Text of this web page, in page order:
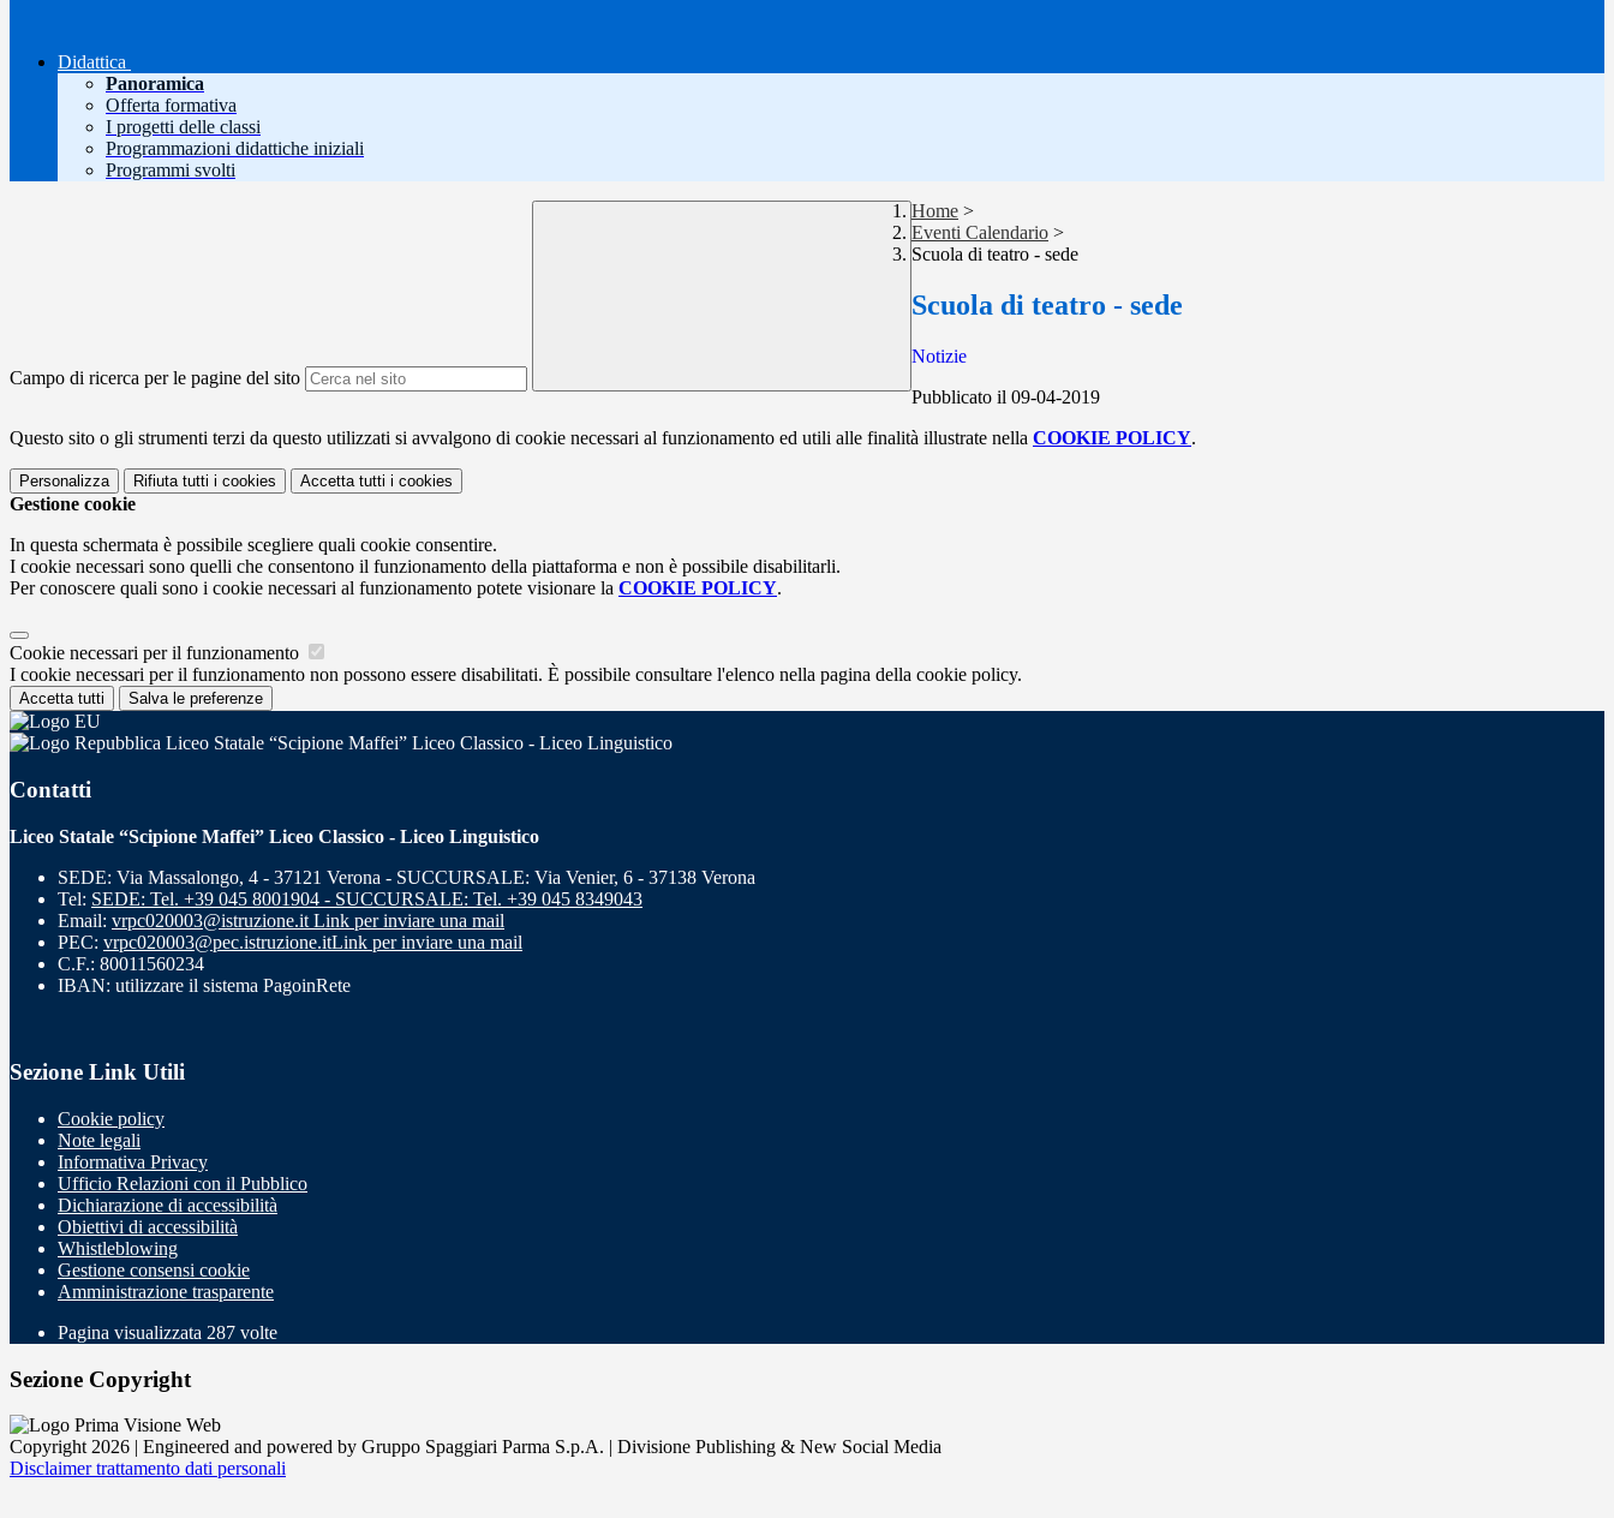
Didattica
Panoramica
Offerta formativa
I progetti delle classi
Programmazioni didattiche iniziali
Programmi svolti
Campo di ricerca per le pagine del sito
Home >
Eventi Calendario >
Scuola di teatro - sede
Scuola di teatro - sede
Notizie
Pubblicato il 09-04-2019
Questo sito o gli strumenti terzi da questo utilizzati si avvalgono di cookie necessari al funzionamento ed utili alle finalità illustrate nella COOKIE POLICY.
Personalizza Rifiuta tutti i cookies Accetta tutti i cookies
Gestione cookie
In questa schermata è possibile scegliere quali cookie consentire.
I cookie necessari sono quelli che consentono il funzionamento della piattaforma e non è possibile disabilitarli.
Per conoscere quali sono i cookie necessari al funzionamento potete visionare la COOKIE POLICY.
Cookie necessari per il funzionamento
I cookie necessari per il funzionamento non possono essere disabilitati. È possibile consultare l'elenco nella pagina della cookie policy.
Accetta tutti Salva le preferenze
Liceo Statale “Scipione Maffei” Liceo Classico - Liceo Linguistico
Contatti
Liceo Statale “Scipione Maffei” Liceo Classico - Liceo Linguistico
SEDE: Via Massalongo, 4 - 37121 Verona - SUCCURSALE: Via Venier, 6 - 37138 Verona
Tel: SEDE: Tel. +39 045 8001904 - SUCCURSALE: Tel. +39 045 8349043
Email: vrpc020003@istruzione.it Link per inviare una mail
PEC: vrpc020003@pec.istruzione.itLink per inviare una mail
C.F.: 80011560234
IBAN: utilizzare il sistema PagoinRete
Sezione Link Utili
Cookie policy
Note legali
Informativa Privacy
Ufficio Relazioni con il Pubblico
Dichiarazione di accessibilità
Obiettivi di accessibilità
Whistleblowing
Gestione consensi cookie
Amministrazione trasparente
Pagina visualizzata 287 volte
Sezione Copyright
Copyright 2026 | Engineered and powered by Gruppo Spaggiari Parma S.p.A. | Divisione Publishing & New Social Media
Disclaimer trattamento dati personali